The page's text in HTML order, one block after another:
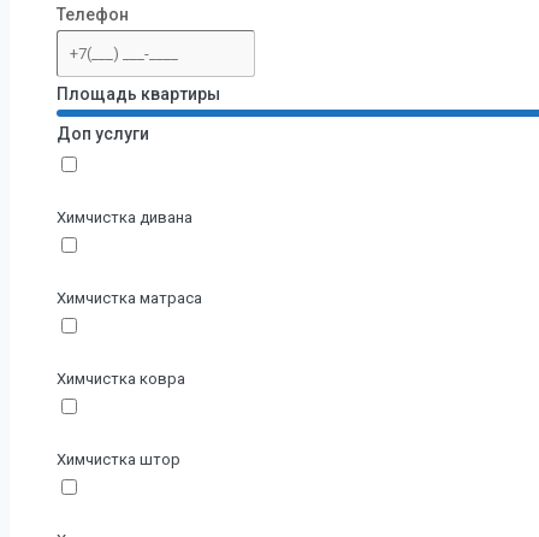
Телефон
Площадь квартиры
Доп услуги
Химчистка дивана
Химчистка матраса
Химчистка ковра
Химчистка штор